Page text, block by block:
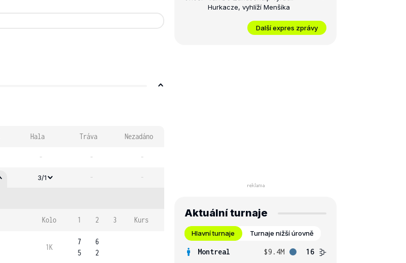
Hala Tráva Nezadáno
- - -
3/1 - -
Kolo 1 2 3 Kurs
1K
7
5
6
2
Hurkacze, vyhlíží Menšíka
Další expres zprávy
Aktuální turnaje
Hlavní turnaje Turnaje nižší úrovně
Montreal $9.4M
16